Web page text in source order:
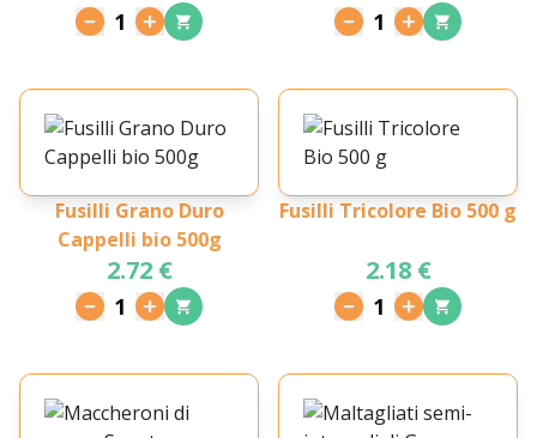
1 1
Fusilli Grano Duro
Cappelli bio 500g
2.72 €
1
Fusilli Tricolore Bio 500 g
2.18 €
1